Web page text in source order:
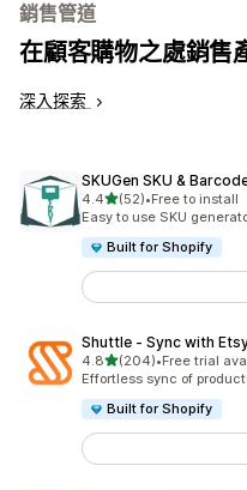
銷售管道
在顧客購物之處銷售
深入探索
SKUGen SKU &
4.4滿分 5 顆星
(52)
共有 52 則評價
•Free to install
Easy to use SKU
Built for Shopify
Shuttle ‑ Sync with
4.8滿分 5 顆星
(204)
共有 204 則評價
•Free trial
Effortless sync of
Built for Shopify